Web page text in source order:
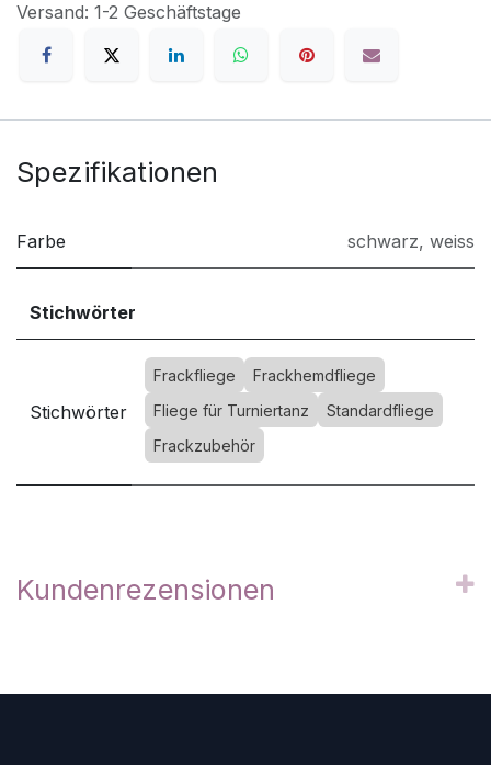
Versand: 1-2 Geschäftstage
Spezifikationen
Farbe schwarz, weiss
Stichwörter
Stichwörter
Frackfliege
Frackhemdfliege
Fliege für Turniertanz
Standardfliege
Frackzubehör
Kundenrezensionen